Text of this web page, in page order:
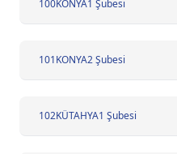
100KONYA1 Şubesi
101KONYA2 Şubesi
102KÜTAHYA1 Şubesi